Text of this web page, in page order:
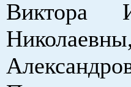
Виктора